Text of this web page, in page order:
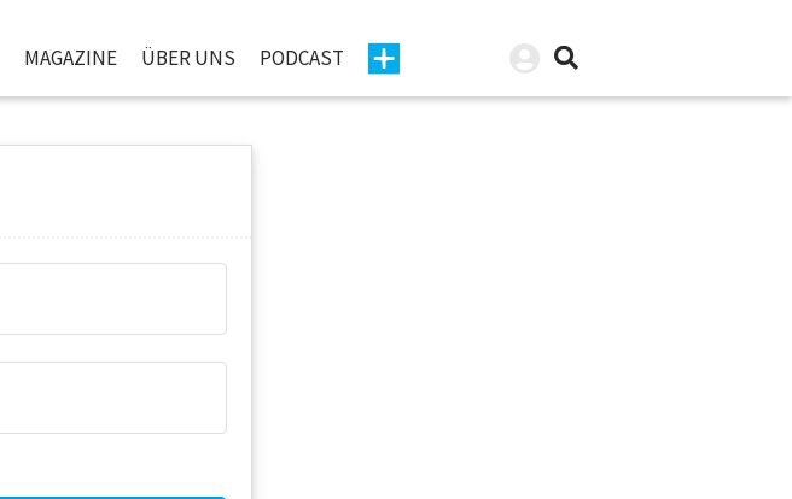
MAGAZINE ÜBER UNS PODCAST